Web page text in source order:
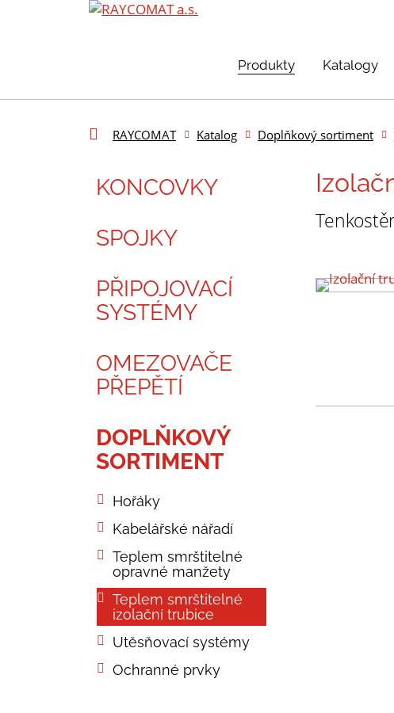
Produkty Katalogy
RAYCOMAT Katalog Doplňkový sortiment
KONCOVKY
SPOJKY
PŘIPOJOVACÍ
SYSTÉMY
OMEZOVAČE
PŘEPĚTÍ
DOPLŇKOVÝ
SORTIMENT
Hořáky
Kabelářské nářadí
Teplem smrštitelné
opravné manžety
Teplem smrštitelné
izolační trubice
Utěsňovací systémy
Ochranné prvky